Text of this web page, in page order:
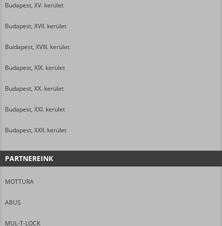
Budapest, XV. kerület
Budapest, XVII. kerület
Buidapest, XVIII. kerület
Budapest, XIX. kerület
Budapest, XX. kerület
Budapest, XXI. kerület
Budapest, XXII. kerület
PARTNEREINK
MOTTURA
ABUS
MUL-T-LOCK